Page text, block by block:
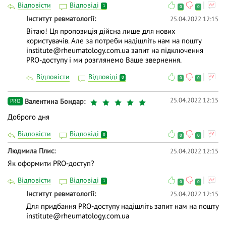
Відповісти Відповіді 1 0 0
Інститут ревматології 25.04.2022 12:15
Вітаю! Ця пропозиція дійсна лише для нових
користувачів. Але за потреби надішліть нам на пошту
institute@rheumatology.com.ua запит на підключення
PRO-доступу і ми розглянемо Ваше звернення.
Відповісти Відповіді 0 0 0
PRO Валентина Бондар 25.04.2022 12:15
Доброго дня
Відповісти Відповіді 0 0 0
Людмила Плис 25.04.2022 12:15
Як оформити PRO-доступ?
Відповісти Відповіді 1 0 0
Інститут ревматології 25.04.2022 12:15
Для придбання PRO-доступу надішліть запит нам на пошту
institute@rheumatology.com.ua